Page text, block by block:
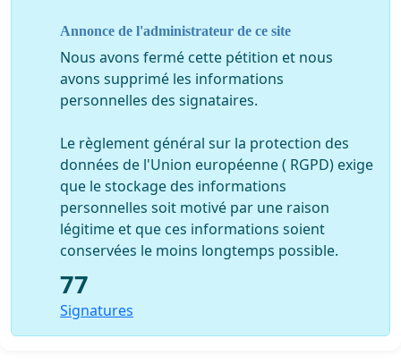
Annonce de l'administrateur de ce site
Nous avons fermé cette pétition et nous
avons supprimé les informations
personnelles des signataires.
Le règlement général sur la protection des
données de l'Union européenne ( RGPD) exige
que le stockage des informations
personnelles soit motivé par une raison
légitime et que ces informations soient
conservées le moins longtemps possible.
77
Signatures